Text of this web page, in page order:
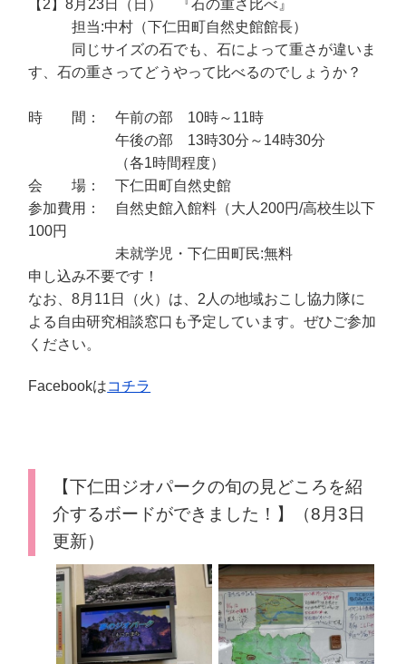
【2】8月23日（日） 『石の重さ比べ』
担当:中村（下仁田町自然史館館長）
同じサイズの石でも、石によって重さが違いま
す、石の重さってどうやって比べるのでしょうか？
時 間： 午前の部 10時～11時
午後の部 13時30分～14時30分
（各1時間程度）
会 場： 下仁田町自然史館
参加費用： 自然史館入館料（大人200円/高校生以下
100円
未就学児・下仁田町民:無料
申し込み不要です！
なお、8月11日（火）は、2人の地域おこし協力隊に
よる自由研究相談窓口も予定しています。ぜひご参加
ください。
Facebookはコチラ
【下仁田ジオパークの旬の見どころを紹
介するボードができました！】（8月3日
更新）